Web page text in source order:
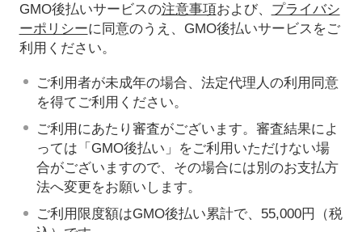
GMO後払いサービスの注意事項および、 プライバシ
ーポリシーに同意のうえ、GMO後払いサービスをご
利用ください。
ご利用者が未成年の場合、法定代理人の利用同意
を得てご利用ください。
ご利用にあたり審査がございます。審査結果によ
っては「GMO後払い」をご利用いただけない場
合がございますので、その場合には別のお支払方
法へ変更をお願いします。
ご利用限度額はGMO後払い累計で、55,000円（税